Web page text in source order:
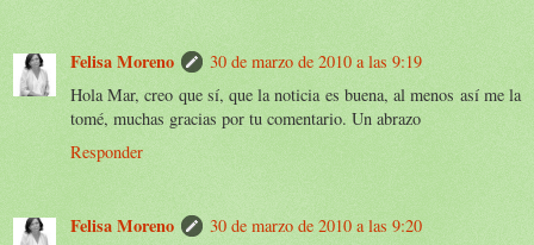
Felisa Moreno
30 de marzo de 2010 a las 9:19
Hola Mar, creo que sí, que la noticia es buena, al menos así me la
tomé, muchas gracias por tu comentario. Un abrazo
Responder
Felisa Moreno
30 de marzo de 2010 a las 9:20